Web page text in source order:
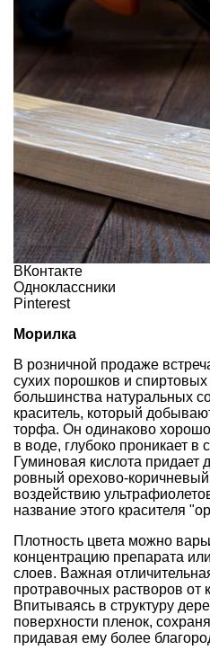
ВКонтакте
Одноклассники
Pinterest
Морилка
В розничной продаже
сухих порошков и
большинства натуральных
краситель, который
торфа. Он одинаково хорошо
в воде, глубоко проникает в
Гуминовая кислота
ровный орехово-коричневый
воздействию
название этого красителя
Плотность цвета можно
концентрацию препарата
слоев. Важная
протравочных растворов от
Впитываясь в структуру
поверхности пленок,
придавая ему более